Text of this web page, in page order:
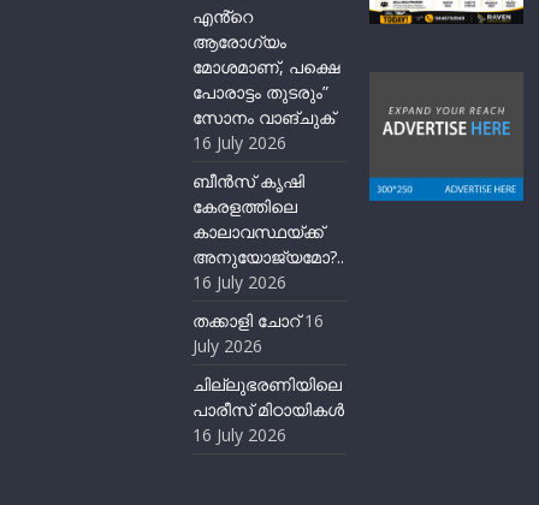
എൻ്റെ
ആരോഗ്യം
മോശമാണ്, പക്ഷെ
പോരാട്ടം തുടരും”
സോനം വാങ്ചുക്
16 July 2026
ബീന്‍സ് കൃഷി
കേരളത്തിലെ
കാലാവസ്ഥയ്ക്ക്
അനുയോജ്യമോ?..
16 July 2026
തക്കാളി ചോറ് 16
July 2026
ചില്ലുഭരണിയിലെ
പാരീസ് മിഠായികള്‍
16 July 2026